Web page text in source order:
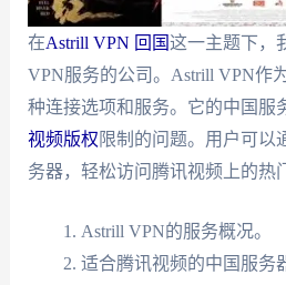
在Astrill VPN 回国这一主题下，
VPN服务的公司。Astrill VPN作
种连接选项和服务。它的中国服
视频版权 限制的问题。用户可以
务器，轻松访问腾讯视频上的热
Astrill VPN的服务概况。
适合腾讯视频的中国服务